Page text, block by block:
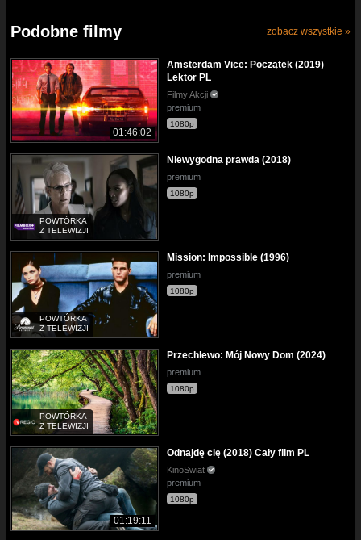
Podobne filmy zobacz wszystkie »
01:46:02
Amsterdam Vice: Początek (2019)
Lektor PL
Filmy Akcji
premium
1080p
POWTÓRKA
Z TELEWIZJI
Niewygodna prawda (2018)
premium
1080p
POWTÓRKA
Z TELEWIZJI
Mission: Impossible (1996)
premium
1080p
POWTÓRKA
Z TELEWIZJI
Przechlewo: Mój Nowy Dom (2024)
premium
1080p
01:19:11
Odnajdę cię (2018) Cały film PL
KinoSwiat
premium
1080p